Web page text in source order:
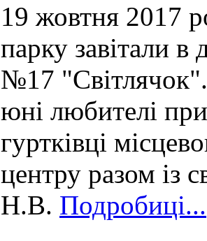
19 жовтня 2017
парку завітали
№17
юні любителі
гуртківці
центру разом із
Н.В. Подробиці...